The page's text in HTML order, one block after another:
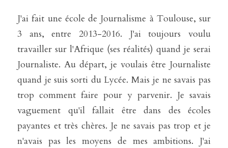
J'ai fait une école de Journalisme à Toulouse, sur
3 ans, entre 2013-2016. J'ai toujours voulu
travailler sur l'Afrique (ses réalités) quand je serai
Journaliste. Au départ, je voulais être Journaliste
quand je suis sorti du Lycée. Mais je ne savais pas
trop comment faire pour y parvenir. Je savais
vaguement qu'il fallait être dans des écoles
payantes et très chères. Je ne savais pas trop et je
n'avais pas les moyens de mes ambitions. J'ai